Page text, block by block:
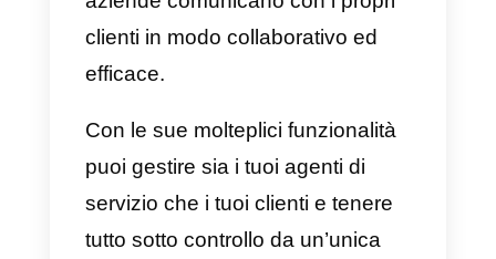
5) Whereby
Whereby è unostrumento di
videoconferenzaper aziende